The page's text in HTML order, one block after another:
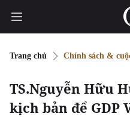
Trang chủ Chính sách &
TS.Nguyễn Hữu
kịch bản để GDP